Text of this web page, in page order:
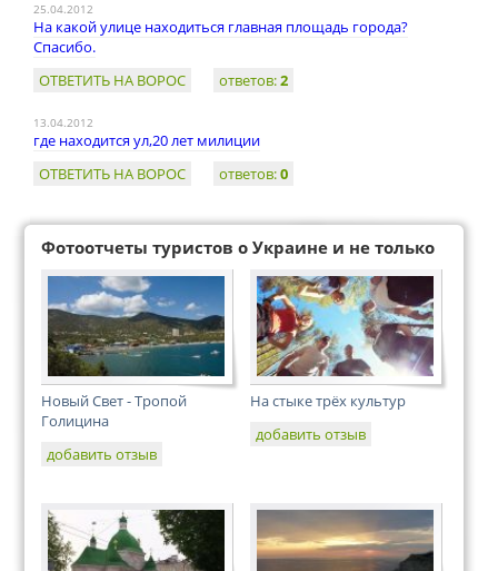
25.04.2012
На какой улице находиться главная площадь города?
Спасибо.
ОТВЕТИТЬ НА ВОРОС
ответов:2
13.04.2012
где находится ул,20 лет милиции
ОТВЕТИТЬ НА ВОРОС
ответов:0
Фотоотчеты туристов о Украине и не только
Новый Свет - Тропой
Голицина
добавить отзыв
На стыке трёх культур
добавить отзыв